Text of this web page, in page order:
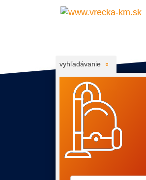
vyhľadávanie